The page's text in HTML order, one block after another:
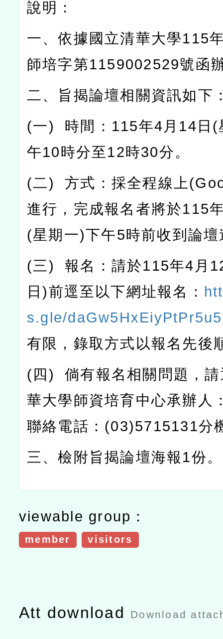
說明：
一、依據國立清華大學115
師培字第1159002529號函
二、旨揭論壇相關資訊如下
(一) 時間： 115年4 月 14 日 (
午10時分至12時30分。
(二) 方式：採全程線上
進行，完成報名者將於115
(星期一)下午5時前收到論
(三)報名：請於115年4 月
日)前逕至以下網址報名：
s.gle/daGw5HxEiyPtPr5u5
有限，錄取方式以報名先後
(四)倘有報名相關問題，
華大學師資培育中心承辦人
聯絡電話： (03)5715131分
三、檢附旨揭論壇海報 1份。
viewable group：
member visitors
Att download Download